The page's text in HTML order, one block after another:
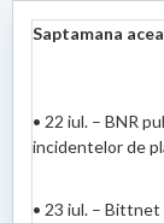
Saptamana
• 22 iul. – BNR
incidentelor de
• 23 iul. – Bittnet